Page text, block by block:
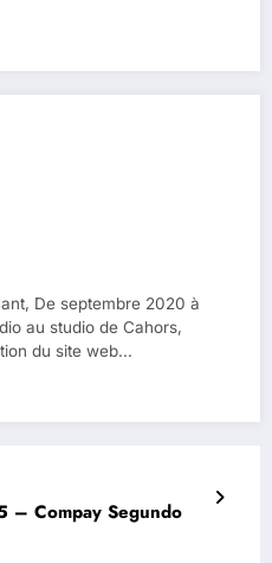
De septembre 2020 à
au studio de Cahors,
du site web...
– Compay Segundo